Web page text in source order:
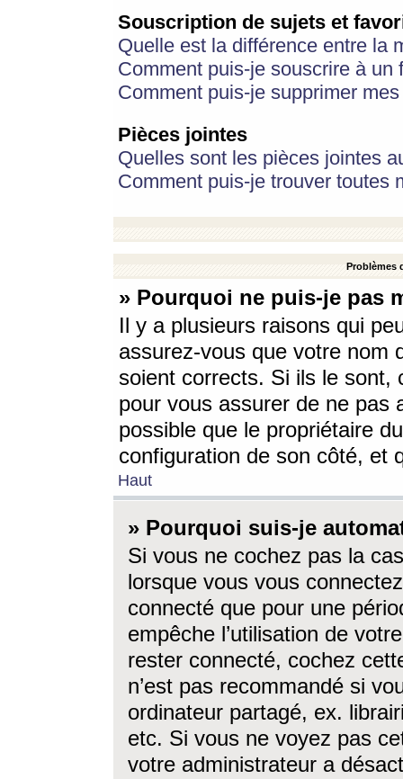
Souscription de sujets et
Quelle est la différence entre la
Comment puis-je souscrire à
Comment puis-je supprimer
Pièces jointes
Quelles sont les pièces jointes
Comment puis-je trouver toutes
Problèmes
» Pourquoi ne puis-je pas
Il y a plusieurs raisons qui
assurez-vous que votre nom
soient corrects. Si ils le sont,
pour vous assurer de ne pas
possible que le propriétaire
configuration de son côté, et
Haut
» Pourquoi suis-je
Si vous ne cochez pas la
lorsque vous vous
connecté que pour une
empêche l’utilisation de
rester connecté, cochez
n’est pas recommandé si
ordinateur partagé, ex.
etc. Si vous ne voyez pas
votre administrateur a